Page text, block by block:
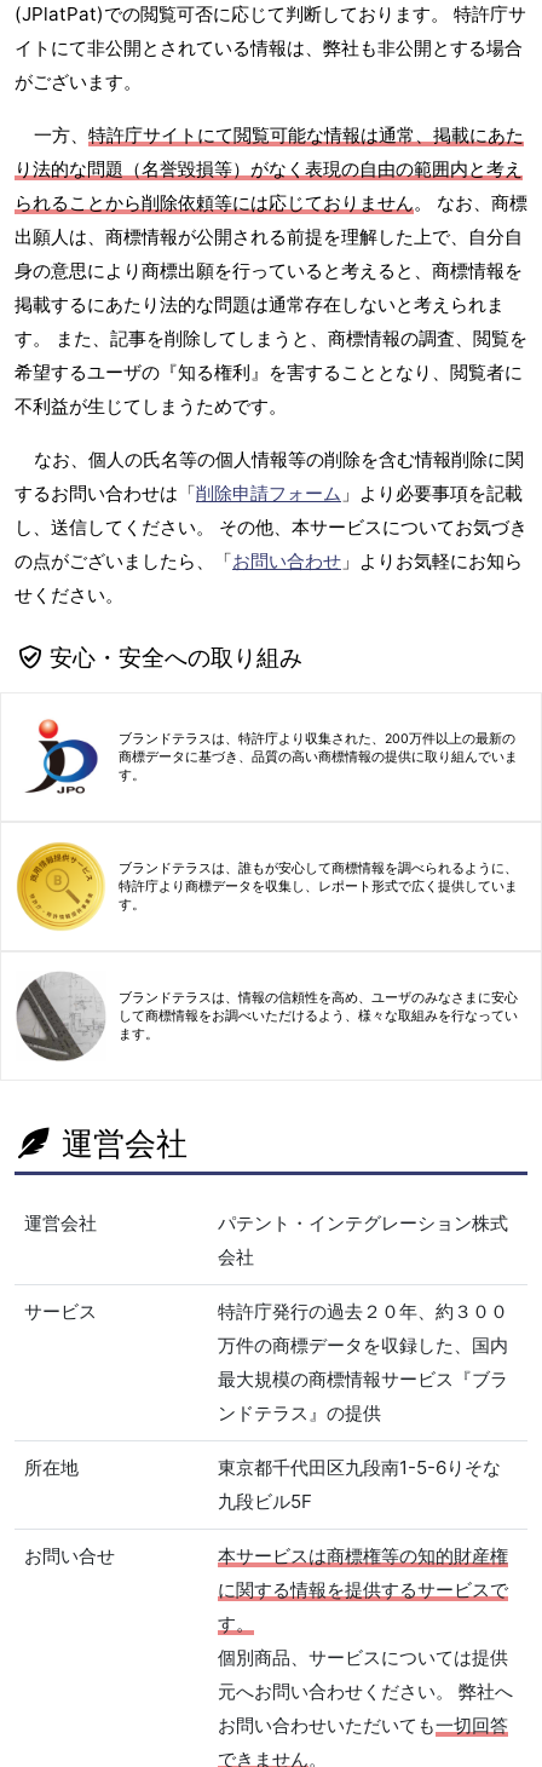
(JPlatPat)での閲覧可否に応じて判断しております。 特許庁サ
イトにて非公開とされている情報は、弊社も非公開とする場合
がございます。
一方、 特許庁サイトにて閲覧可能な情報は通常、掲載にあた
り法的な問題（名誉毀損等）がなく表現の自由の範囲内と考え
られることから削除依頼等には応じておりません。 なお、商標
出願人は、商標情報が公開される前提を理解した上で、自分自
身の意思により商標出願を行っていると考えると、商標情報を
掲載するにあたり法的な問題は通常存在しないと考えられま
す。 また、記事を削除してしまうと、商標情報の調査、閲覧を
希望するユーザの『知る権利』を害することとなり、閲覧者に
不利益が生じてしまうためです。
なお、個人の氏名等の個人情報等の削除を含む情報削除に関
するお問い合わせは「削除申請フォーム 」より必要事項を記載
し、送信してください。 その他、本サービスについてお気づき
の点がございましたら、「お問い合わせ 」よりお気軽にお知ら
せください。
安心・安全への取り組み
ブランドテラスは、特許庁より収集された、200万件以上の最新の
商標データに基づき、品質の高い商標情報の提供に取り組んでいま
す。
ブランドテラスは、誰もが安心して商標情報を調べられるように、
特許庁より商標データを収集し、レポート形式で広く提供していま
す。
ブランドテラスは、情報の信頼性を高め、ユーザのみなさまに安心
して商標情報をお調べいただけるよう、様々な取組みを行なってい
ます。
運営会社
運営会社
パテント・インテグレーション株式
会社
サービス
特許庁発行の過去２０年、約３００
万件の商標データを収録した、国内
最大規模の商標情報サービス『ブラ
ンドテラス』の提供
所在地
東京都千代田区九段南1-5-6りそな
九段ビル5F
お問い合せ
本サービスは商標権等の知的財産権
に関する情報を提供するサービスで
す。
個別商品、サービスについては提供
元へお問い合わせください。 弊社へ
お問い合わせいただいても一切回答
できません。